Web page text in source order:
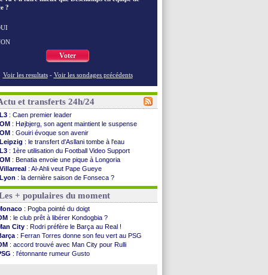
?
Voter
Voir les resultats - Voir les sondages précédents
et transferts 24h/24
L3 : Caen premier leader
OM : Højbjerg, son agent maintient le suspense
OM : Gouiri évoque son avenir
Leipzig : le transfert d'Asllani tombe à l'eau
L3 : 1ère utilisation du Football Video Support
OM : Benatia envoie une pique à Longoria
Villarreal : Al-Ahli veut Pape Gueye
Lyon : la dernière saison de Fonseca ?
OM: un nouveau prétendant pour Højbjerg
Brest: un gardien norvégien en approche ?
OM: McCourt a versé 120 M€ en 2026
PSG: 4 retours dans le groupe face à Man Utd ...
Nice: Kevin Carlos va partir en Italie
L1: prison avec sursis requis contre un arbitre
Leganés: c'est signé pour Luca Zidane (off.)
Atletico: Ruggeri en route pour Aston Villa
Monaco: Filipe Luis soutient Biereth
+ populaires du moment
: Pogba pointé du doigt
: le club prêt à libérer Kondogbia ?
City : Rodri préfère le Barça au Real !
: Ferran Torres donne son feu vert au PSG
: accord trouvé avec Man City pour Rulli
: l'étonnante rumeur Gusto